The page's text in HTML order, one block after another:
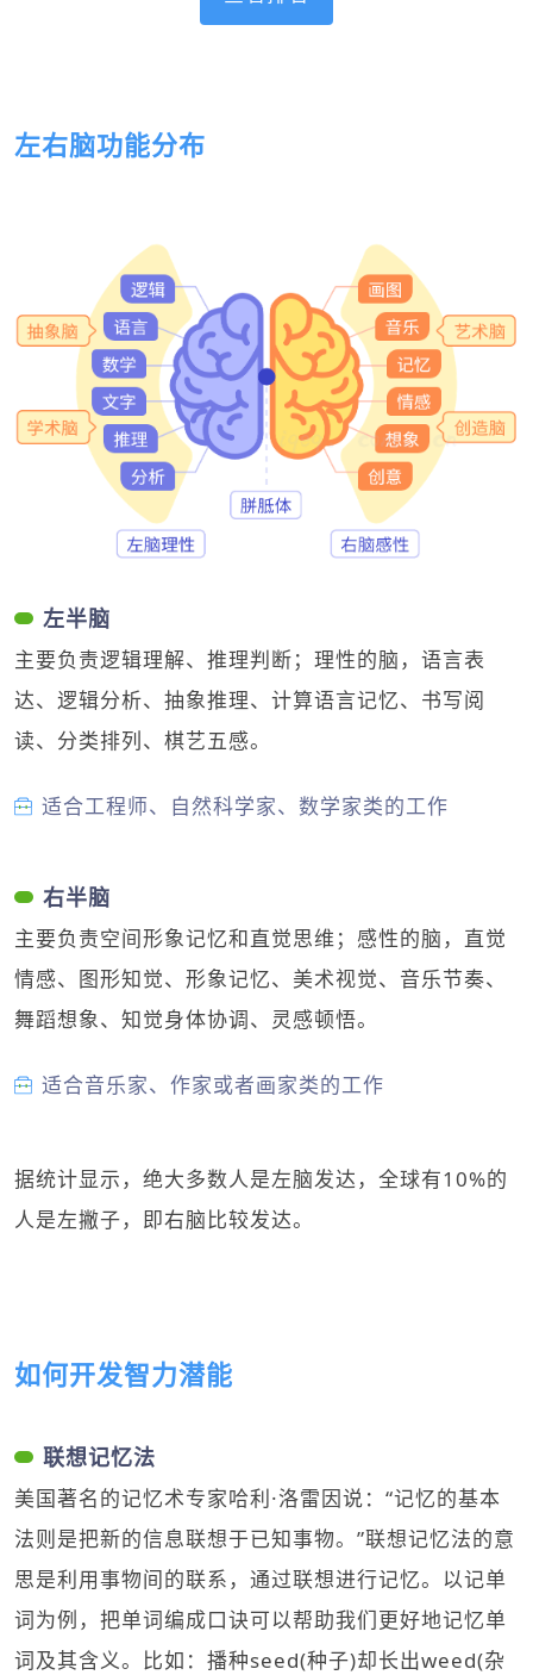
左右脑功能分布
左半脑
主要负责逻辑理解、推理判断；理性的脑，语言表
达、逻辑分析、抽象推理、计算语言记忆、书写阅
读、分类排列、棋艺五感。
适合工程师、自然科学家、数学家类的工作
右半脑
主要负责空间形象记忆和直觉思维；感性的脑，直觉
情感、图形知觉、形象记忆、美术视觉、音乐节奏、
舞蹈想象、知觉身体协调、灵感顿悟。
适合音乐家、作家或者画家类的工作
据统计显示，绝大多数人是左脑发达，全球有10%的
人是左撇子，即右脑比较发达。
如何开发智力潜能
联想记忆法
美国著名的记忆术专家哈利·洛雷因说：“记忆的基本
法则是把新的信息联想于已知事物。”联想记忆法的意
思是利用事物间的联系，通过联想进行记忆。以记单
词为例，把单词编成口诀可以帮助我们更好地记忆单
词及其含义。比如：播种seed(种子)却长出weed(杂